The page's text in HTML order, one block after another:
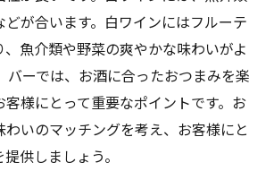
どが合います。白ワインにはフルーテ
、魚介類や野菜の爽やかな味わいがよ
バーでは、お酒に合ったおつまみを楽
客様にとって重要なポイントです。お
わいのマッチングを考え、お客様にと
供しましょう。